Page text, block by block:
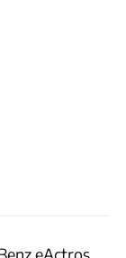
eActros